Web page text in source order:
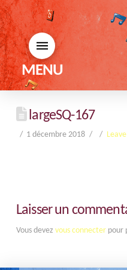
MENU
largeSQ-167
1 décembre 2018
Laisser un
Vous devez vous connecterpour